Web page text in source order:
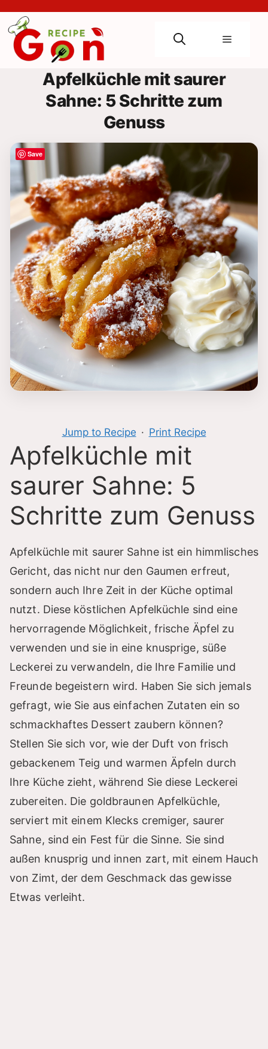
content
Menu
Apfelküchle mit saurer
Sahne: 5 Schritte zum
Genuss
Jump to Recipe · Print Recipe
Apfelküchle mit
saurer Sahne: 5
Schritte zum Genuss
Apfelküchle mit saurer Sahne ist ein himmlisches
Gericht, das nicht nur den Gaumen erfreut,
sondern auch Ihre Zeit in der Küche optimal
nutzt. Diese köstlichen Apfelküchle sind eine
hervorragende Möglichkeit, frische Äpfel zu
verwenden und sie in eine knusprige, süße
Leckerei zu verwandeln, die Ihre Familie und
Freunde begeistern wird. Haben Sie sich jemals
gefragt, wie Sie aus einfachen Zutaten ein so
schmackhaftes Dessert zaubern können?
Stellen Sie sich vor, wie der Duft von frisch
gebackenem Teig und warmen Äpfeln durch
Ihre Küche zieht, während Sie diese Leckerei
zubereiten. Die goldbraunen Apfelküchle,
serviert mit einem Klecks cremiger, saurer
Sahne, sind ein Fest für die Sinne. Sie sind
außen knusprig und innen zart, mit einem Hauch
von Zimt, der dem Geschmack das gewisse
Etwas verleiht.
Save